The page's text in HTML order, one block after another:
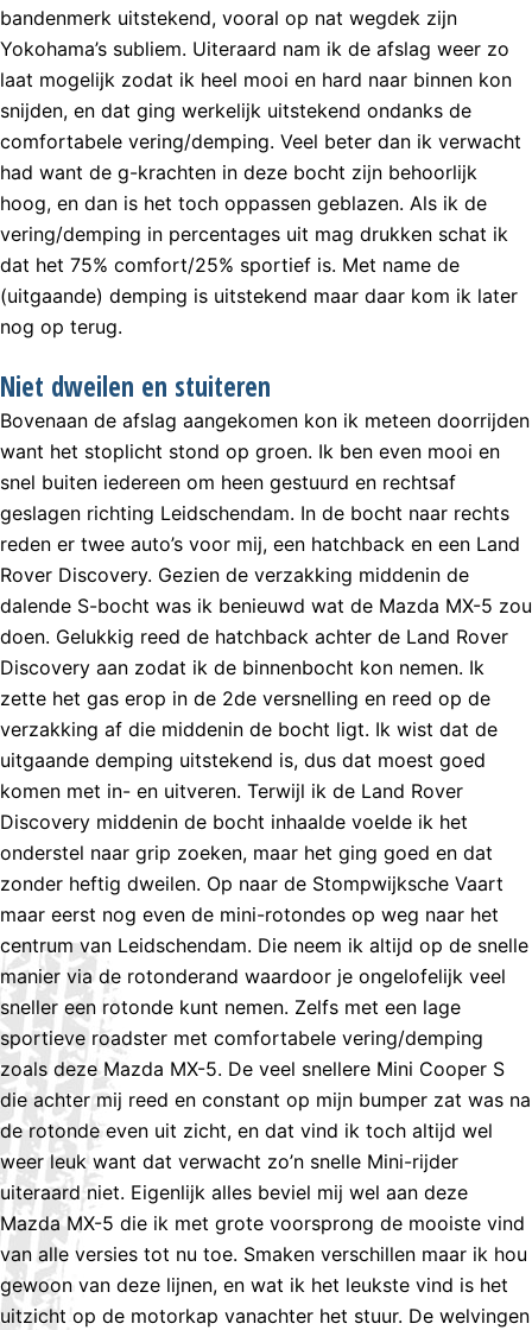
bandenmerk uitstekend, vooral op nat wegdek zijn
Yokohama’s subliem. Uiteraard nam ik de afslag weer zo
laat mogelijk zodat ik heel mooi en hard naar binnen kon
snijden, en dat ging werkelijk uitstekend ondanks de
comfortabele vering/demping. Veel beter dan ik verwacht
had want de g-krachten in deze bocht zijn behoorlijk
hoog, en dan is het toch oppassen geblazen. Als ik de
vering/demping in percentages uit mag drukken schat ik
dat het 75% comfort/25% sportief is. Met name de
(uitgaande) demping is uitstekend maar daar kom ik later
nog op terug.
Niet dweilen en stuiteren
Bovenaan de afslag aangekomen kon ik meteen doorrijden
want het stoplicht stond op groen. Ik ben even mooi en
snel buiten iedereen om heen gestuurd en rechtsaf
geslagen richting Leidschendam. In de bocht naar rechts
reden er twee auto’s voor mij, een hatchback en een Land
Rover Discovery. Gezien de verzakking middenin de
dalende S-bocht was ik benieuwd wat de Mazda MX-5 zou
doen. Gelukkig reed de hatchback achter de Land Rover
Discovery aan zodat ik de binnenbocht kon nemen. Ik
zette het gas erop in de 2de versnelling en reed op de
verzakking af die middenin de bocht ligt. Ik wist dat de
uitgaande demping uitstekend is, dus dat moest goed
komen met in- en uitveren. Terwijl ik de Land Rover
Discovery middenin de bocht inhaalde voelde ik het
onderstel naar grip zoeken, maar het ging goed en dat
zonder heftig dweilen. Op naar de Stompwijksche Vaart
maar eerst nog even de mini-rotondes op weg naar het
centrum van Leidschendam. Die neem ik altijd op de snelle
manier via de rotonderand waardoor je ongelofelijk veel
sneller een rotonde kunt nemen. Zelfs met een lage
sportieve roadster met comfortabele vering/demping
zoals deze Mazda MX-5. De veel snellere Mini Cooper S
die achter mij reed en constant op mijn bumper zat was na
de rotonde even uit zicht, en dat vind ik toch altijd wel
weer leuk want dat verwacht zo’n snelle Mini-rijder
uiteraard niet. Eigenlijk alles beviel mij wel aan deze
Mazda MX-5 die ik met grote voorsprong de mooiste vind
van alle versies tot nu toe. Smaken verschillen maar ik hou
gewoon van deze lijnen, en wat ik het leukste vind is het
uitzicht op de motorkap vanachter het stuur. De welvingen